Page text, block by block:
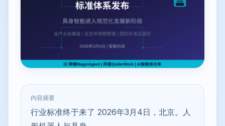
内容摘要
行业标准终于来了 2026年3月4日，北京。人